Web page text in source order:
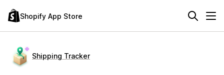
Shopify App Store
Shipping Tracker